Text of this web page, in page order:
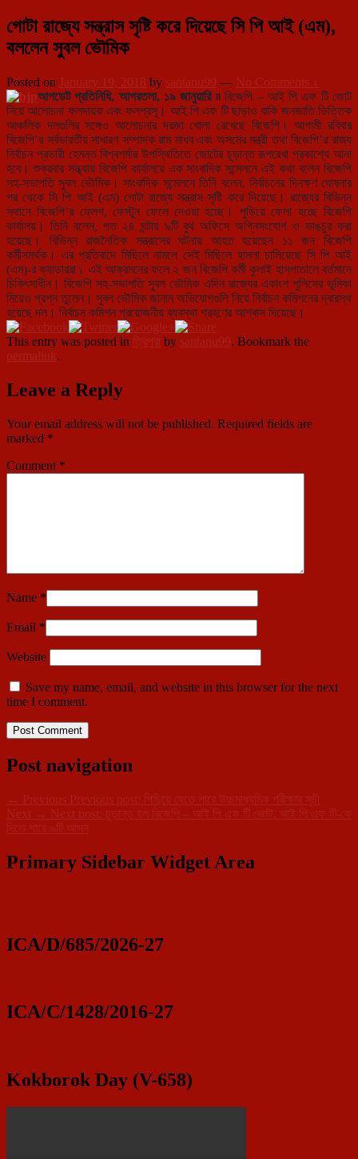
গোটা রাজ্যে সন্ত্রাস সৃষ্টি করে দিয়েছে সি পি আই (এম),
বললেন সুবল ভৌমিক
Posted on January 19, 2018 by santanu99 — No Comments ↓
আপডেট প্রতিনিধি, আগরতলা, ১৯ জানুয়ারি ৷৷বিজেপি – আই পি এফ টি জোট
নিয়ে আলোচনা ফলদায়ক এবং ফলপ্রসূ। আই পি এফ টি ছাড়াও বাকি জনজাতি ভিত্তিক
আঞ্চলিক দলগুলির সঙ্গেও আলোচনার দরজা খোলা রেখেছে বিজেপি। আগামী রবিবার
বিজেপি’র সর্বভারতীয় সাধারণ সম্পাদক রাম মাধব এবং অসমের মন্ত্রী তথা বিজেপি’র রাজ্য
নির্বাচন প্রভারী হেমন্ত বিশ্বশর্মার উপস্থিতিতে জোটের চূড়ান্ত রূপরেখা প্রকাশ্যে আনা
হবে। শুক্রবার সন্ধ্যায় বিজেপি কার্যালয়ে এক সাংবাদিক সন্মেলনে এই কথা বলেন বিজেপি
সহ-সভাপতি সুবল ভৌমিক। সাংবাদিক সন্মেলনে তিনি বলেন, নির্বাচনের দিনক্ষণ ঘোষনার
পর থেকে সি পি আই (এম) গোটা রাজ্যে সন্ত্রাস সৃষ্টি করে দিয়েছে। রাজ্যের বিভিন্ন
স্থানে বিজেপি’র ফ্লেগ, ফেস্টুন ফেলে দেওয়া হচ্ছে। পুড়িয়ে ফেলা হচ্ছে বিজেপি
কার্যালয়। তিনি বলেন, গত ২৪ ঘন্টায় ৯টি বুথ অফিসে অগ্নিসংযোগ ও ভাঙচুর করা
হয়েছে। বিভিন্ন রাজনৈতিক সন্ত্রাসের ঘটনায় আহত হয়েছেন ১১ জন বিজেপি
কর্মীসমর্থক। এর প্রতিবাদে মিছিলে নামলে সেই মিছিলে হামলা চালিয়েছে সি পি আই
(এম)-র ক্যাডাররা। এই আক্রমনের ফলে ২ জন বিজেপি কর্মী কুলাই হাসপাতালে বর্তমানে
চিকিৎসাধীন। বিজেপি সহ-সভাপতি সুবল ভৌমিক এদিন রাজ্যের একাংশ পুলিসের ভূমিকা
নিয়েও প্রশ্ন তুলেন। সুবল ভৌমিক জানান অভিযোগগুলি নিয়ে নির্বাচন কমিশনের দ্বারস্থ
হয়েছে দল। নির্বাচন কমিশন প্রয়োজনীয় ব্যবস্থা গ্রহণের আশ্বাস দিয়েছে।
This entry was posted in ত্রিপুরা by santanu99. Bookmark the
permalink.
Leave a Reply
Your email address will not be published. Required fields are
marked *
Comment *
Name *
Email *
Website
Save my name, email, and website in this browser for the next
time I comment.
Post navigation
← Previous Previous post:
পিছিয়ে যেতে পারে উচ্চমাধ্যমিক পরীক্ষার সূচী
Next → Next post:
চুড়ান্ত হল বিজেপি – আই পি এফ টি জোট, আই পি এফ টি-কে
দিতে পারে ৯টি আসন
Primary Sidebar Widget Area
ICA/D/685/2026-27
ICA/C/1428/2016-27
Kokborok Day (V-658)